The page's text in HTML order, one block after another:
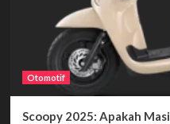
Otomotif
Scoopy 2025: Apakah